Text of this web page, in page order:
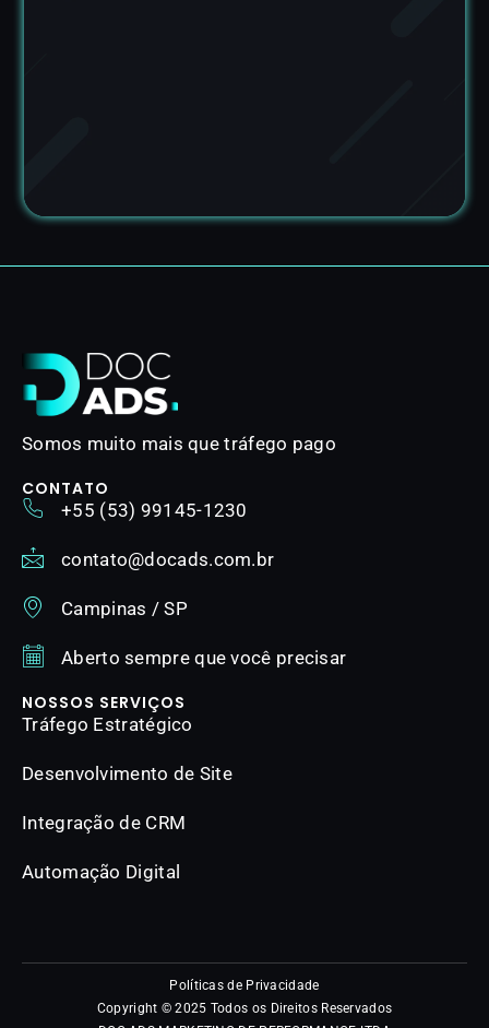
Somos muito mais que tráfego pago
CONTATO
+55 (53) 99145-1230
contato@docads.com.br
Campinas / SP
Aberto sempre que você precisar
NOSSOS SERVIÇOS
Tráfego Estratégico
Desenvolvimento de Site
Integração de CRM
Automação Digital
Políticas de Privacidade
Copyright © 2025 Todos os Direitos Reservados